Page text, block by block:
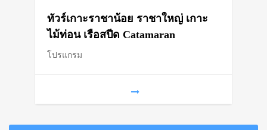
ทัวร์เกาะราชาน้อย ราชาใหญ่ เกาะ
ไม้ท่อน เรือสปีด Catamaran
โปรแกรม